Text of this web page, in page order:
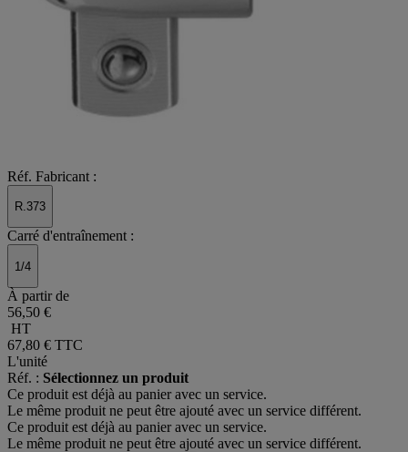
Réf. Fabricant :
R.373
Carré d'entraînement :
1/4
À partir de
56,50 €
HT
67,80 € TTC
L'unité
Réf. : Sélectionnez un produit
Ce produit est déjà au panier avec un service.
Le même produit ne peut être ajouté avec un service différent.
Ce produit est déjà au panier avec un service.
Le même produit ne peut être ajouté avec un service différent.